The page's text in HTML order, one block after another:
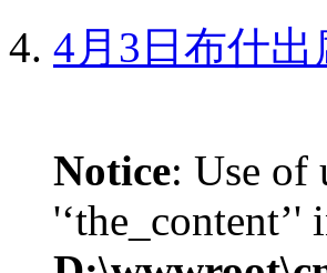
4月3日布什
Notice: Use of
'‘the_content’'